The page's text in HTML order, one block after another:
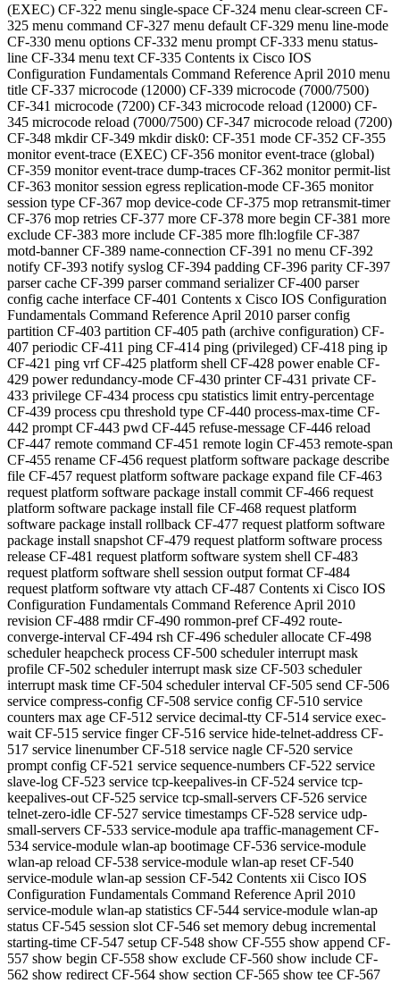
single-space CF-324 menu clear-screen CF-
325 menu command CF-327 menu default CF-329 menu line-mode
CF-330 menu options CF-332 menu prompt CF-333 menu status-
line CF-334 menu text CF-335 Contents ix Cisco IOS
Configuration Fundamentals Command Reference April 2010 menu
title CF-337 microcode (12000) CF-339 microcode (7000/7500)
CF-341 microcode (7200) CF-343 microcode reload (12000) CF-
345 microcode reload (7000/7500) CF-347 microcode reload (7200)
CF-348 mkdir CF-349 mkdir disk0: CF-351 mode CF-352 CF-355
monitor event-trace (EXEC) CF-356 monitor event-trace (global)
CF-359 monitor event-trace dump-traces CF-362 monitor permit-list
CF-363 monitor session egress replication-mode CF-365 monitor
session type CF-367 mop device-code CF-375 mop retransmit-timer
CF-376 mop retries CF-377 more CF-378 more begin CF-381 more
exclude CF-383 more include CF-385 more flh:logfile CF-387
motd-banner CF-389 name-connection CF-391 no menu CF-392
notify CF-393 notify syslog CF-394 padding CF-396 parity CF-397
parser cache CF-399 parser command serializer CF-400 parser
config cache interface CF-401 Contents x Cisco IOS Configuration
Fundamentals Command Reference April 2010 parser config
partition CF-403 partition CF-405 path (archive configuration) CF-
407 periodic CF-411 ping CF-414 ping (privileged) CF-418 ping ip
CF-421 ping vrf CF-425 platform shell CF-428 power enable CF-
429 power redundancy-mode CF-430 printer CF-431 private CF-
433 privilege CF-434 process cpu statistics limit entry-percentage
CF-439 process cpu threshold type CF-440 process-max-time CF-
442 prompt CF-443 pwd CF-445 refuse-message CF-446 reload
CF-447 remote command CF-451 remote login CF-453 remote-span
CF-455 rename CF-456 request platform software package describe
file CF-457 request platform software package expand file CF-463
request platform software package install commit CF-466 request
platform software package install file CF-468 request platform
software package install rollback CF-477 request platform software
package install snapshot CF-479 request platform software process
release CF-481 request platform software system shell CF-483
request platform software shell session output format CF-484
request platform software vty attach CF-487 Contents xi Cisco IOS
Configuration Fundamentals Command Reference April 2010
revision CF-488 rmdir CF-490 rommon-pref CF-492 route-
converge-interval CF-494 rsh CF-496 scheduler allocate CF-498
scheduler heapcheck process CF-500 scheduler interrupt mask
profile CF-502 scheduler interrupt mask size CF-503 scheduler
interrupt mask time CF-504 scheduler interval CF-505 send CF-506
service compress-config CF-508 service config CF-510 service
counters max age CF-512 service decimal-tty CF-514 service exec-
wait CF-515 service finger CF-516 service hide-telnet-address CF-
517 service linenumber CF-518 service nagle CF-520 service
prompt config CF-521 service sequence-numbers CF-522 service
slave-log CF-523 service tcp-keepalives-in CF-524 service tcp-
keepalives-out CF-525 service tcp-small-servers CF-526 service
telnet-zero-idle CF-527 service timestamps CF-528 service udp-
small-servers CF-533 service-module apa traffic-management CF-
534 service-module wlan-ap bootimage CF-536 service-module
wlan-ap reload CF-538 service-module wlan-ap reset CF-540
service-module wlan-ap session CF-542 Contents xii Cisco IOS
Configuration Fundamentals Command Reference April 2010
service-module wlan-ap statistics CF-544 service-module wlan-ap
status CF-545 session slot CF-546 set memory debug incremental
starting-time CF-547 setup CF-548 show CF-555 show append CF-
557 show begin CF-558 show exclude CF-560 show include CF-
562 show redirect CF-564 show section CF-565 show tee CF-567 show (Flash file system) CF-569 show aliases CF-578 show alignment CF-579 show archive CF-582 show archive config differences CF-584 show archive config incremental-diffs CF-587 show archive config rollback timer CF-589 show archive log config CF-591 show async bootp CF-595 show autoupgrade configuration unknown CF-596 show bootflash: CF-598 show bootvar CF-600 show buffers CF-603 show buffers summary CF-609 show c2600 CF-611 show c7200 CF-614 show catalyst6000 CF-615 show cls CF-617 show config id CF-619 show configuration lock CF-621 show context CF-625 show controllers (GRP image) CF-628 Contents xiii Cisco IOS Configuration Fundamentals Command Reference April 2010 show controllers (line card image) CF-630 show controllers logging CF-638 show controllers tech-support CF-640 show coverage history CF-642 show data-corruption CF-643 show debugging CF-644 show declassify CF-646 show derived-config CF-648 show diagnostic cns CF-651 show diagnostic sanity CF-652 show disk CF-657 show disk0: CF-659 show disk1: CF-662 show environment CF-665 show environment alarm CF-691 show environment cooling CF-694 show environment status CF-695 show environment temperature CF-698 show errdisable detect CF-701 show errdisable recovery CF-702 show fastblk CF-703 show file descriptors CF-705 show file information CF-706 show file systems CF-708 show flh-log CF-710 show fm inspect CF-711 show fm interface CF-713 show fm reflexive CF-716 show fm summary CF-717 show funi CF-718 show identity policy CF-722 show identity profile CF-723 show gsr CF-724 show gt64010 (7200) CF-725 show hardware CF-727 Contents xiv Cisco IOS Configuration Fundamentals Command Reference April 2010 show health-monitor CF-729 show history CF-730 show history all CF-732 show hosts CF-735 show html CF-738 show idb CF-740 show idprom CF-741 show inventory CF-747 show logging CF-750 show logging count CF-756 show logging history CF-758 show logging system CF-760 show logging xml CF-763 show memory CF-765 show memory allocating-process CF-770 show memory dead CF-773 show memory debug incremental CF-775 show memory debug leaks CF-778 show memory debug references CF-783 show memory debug unused CF-785 show memory ecc CF-787 show memory events CF-789 show memory failures alloc CF-791 show memory fast CF-792 show memory fragment CF-795 show memory multibus CF-798 show memory pci CF-800 show memory processor CF-802 show memory scan CF-806 show memory statistics history table CF-808 show memory traceback CF-811 show memory transient CF-813 show microcode CF-815 show mls statistics CF-817 show module CF-820 Contents xv Cisco IOS Configuration Fundamentals Command Reference April 2010 show monitor event-trace CF-823 CF-829 show monitor permit-list CF-830 show monitor session CF-831 show msfc CF-836 show pagp CF-840 show parser dump CF-842 show parser macro CF-854 show parser statistics CF-856 show pci CF-859 show pci hardware CF-861 show perf-meas CF-863 show platform CF-865 show platform bridge CF-876 show platform cfm CF-878 show platform diag CF-880 show platform hardware capacity CF-883 show platform isg CF-890 show platform oam CF-891 show platform redundancy CF-892 show platform software filesystem CF-894 show platform software memory CF-897 show platform software mount CF-903 show platform software process list CF-907 show platform software tech-support CF-914 show platform supervisor CF-916 show power CF-917 show processes CF-921 show processes cpu CF-928 show processes interrupt mask buffer CF-936 show processes interrupt mask detail CF-938 show processes memory CF-940 CF-950 show protocols CF-951 show region CF-954 Contents xvi Cisco IOS Configuration Fundamentals Command Reference April 2010 show registry CF-957 show reload CF-960 show resource-pool queue CF-961 show rom-monitor CF-963 show rom-monitor slot CF-966 show running identity policy CF-968 show running identity profile CF-969 show running-config CF-970 show running-config control-plane CF-976 show running-config map-class CF-977 show running-config partition CF-980 show scp CF-983 show slot CF-985 show slot0: CF-988 show slot1: CF-991 show software authenticity file CF-994 show software authenticity keys CF-996 show software authenticity running CF-998 show software authenticity upgrade-status CF-1000 show stacks CF-1002 show startup-config CF-1004 show subsys CF-1005 show sup-bootflash CF-1007 show sysctrl CF-1010 show system jumbomtu CF-1013 show tech-support CF-1014 show template CF-1021 show usb controllers CF-1022 show usb device CF-1024 show usb driver CF-1027 show usb port CF-1029 show usb tree CF-1030 show usbtoken CF-1031 show version CF-1033 show warm-reboot CF-1052 Contents xvii Cisco IOS Configuration Fundamentals Command Reference April 2010 show whoami CF-1053 showmon CF-1054 slave auto-sync config CF-1056 slave default-slot CF-1058 slave image CF-1060 slave reload CF-1062 slave sync config CF-1063 slave terminal CF-1065 special-character-bits CF-1066 squeeze CF-1067 stack-mib portname CF-1070 state-machine CF-1071 stopbits CF-1073 storm-control level CF-1074 sync-restart-delay CF-1076 system flowcontrol bus CF-1077 system jumbomtu CF-1078 tdm clock priority CF-1080 terminal databits CF-1082 terminal data-character-bits CF-1083 terminal dispatch-character CF-1084 terminal dispatch-timeout CF-1085 terminal download CF-1086 terminal editing CF-1087 terminal escape-character CF-1088 terminal exec-character-bits CF-1089 terminal flowcontrol CF-1090 terminal full-help CF-1091 terminal history CF-1093 terminal history size CF-1095 terminal hold-character CF-1097 terminal international CF-1099 terminal keymap-type CF-1100 terminal length CF-1101 terminal monitor CF-1102 Contents xviii Cisco IOS Configuration Fundamentals Command Reference April 2010 terminal notify CF-1103 terminal padding CF-1104 terminal parity CF-1105 terminal rxspeed CF-1106 terminal special-character-bits CF-1107 terminal speed CF-1109 terminal start-character CF-1110 terminal stopbits CF-1111 terminal stop-character CF-1112 terminal telnet break-on-ip CF-1113 terminal telnet refuse-negotiations CF-1114 terminal telnet speed CF-1115 terminal telnet sync-on-break CF-1116 terminal telnet transparent CF-1117 terminal terminal-type CF-1118 terminal txspeed CF-1119 terminal width CF-1120 terminal-queue entry-retry-interval CF-1121 terminal-type CF-1122 test cable-diagnostics CF-1123 test flash CF-1125 test interfaces CF-1126 test memory CF-1127 test memory destroy CF-1128 test platform police get CF-1129 test platform police set CF-1130 tftp-server CF-1132 tftp-server system CF-1135 time-period CF-1136 trace (privileged) CF-1138 trace (user) CF-1142 traceroute CF-1145 traceroute mac CF-1148 undelete CF-1152 upgrade automatic abortversion CF-1154 Contents xix Cisco IOS Configuration Fundamentals Command Reference April 2010 upgrade automatic getversion CF-1156 upgrade automatic runversion CF-1159 upgrade filesystem monlib CF-1161 upgrade rom-monitor CF-1162 upgrade rom-monitor file CF-1167 upgrade rom-monitor preference CF-1171 vacant-message CF-1172 verify CF-1174 vtp CF-1179 warm-reboot CF-1182 where CF-1184 width CF-1185 write core CF-1186 write erase CF-1188 write memory CF-1189 write terminal CF-1190 xmodem CF-1191 ASCII Character Set and Hexadecimal Values CF-1193 Contents xx Cisco IOS Configuration Fundamentals Command Reference April 2010 xxi Cisco IOS Configuration Fundamentals Command Reference April 2010 About Cisco IOS Software Documentation Last Updated: March 26, 2010 This document describes the objectives, audience, conventions, and organization used in Cisco IOS software documentation. Also included are resources for obtaining technical assistance, additional documentation, and other information from Cisco. This document is organized into the following sections: • Documentation Objectives, page xxi • Audience, page xxi • Documentation Conventions, page xxi • Documentation Organization, page xxiii • Additional Resources and Documentation Feedback, page xxxi Documentation Objectives Cisco IOS documentation describes the tasks and commands available to configure and maintain Cisco networking devices. Audience The Cisco IOS documentation set is intended for users who configure and maintain Cisco networking devices (such as routers and switches) but who may not be familiar with the configuration and maintenance tasks, the relationship among tasks, or the Cisco IOS commands necessary to perform particular tasks. The Cisco IOS documentation set is also intended for those users experienced with Cisco IOS software who need to know about new features, new configuration options, and new software characteristics in the current Cisco IOS release. Documentation Conventions In Cisco IOS documentation, the term router may be used to refer to various Cisco products; for example, routers, access servers, and switches. These and other networking devices that support Cisco IOS software are shown interchangeably in examples and are used only for illustrative purposes. An example that shows one product does not necessarily mean that other products are not supported. About Cisco IOS Software Documentation Documentation Conventions xxii Cisco IOS Configuration Fundamentals Command Reference April 2010 This section contains the following topics: • Typographic Conventions, page xxii • Command Syntax Conventions, page xxii • Software Conventions, page xxiii • Reader Alert Conventions, page xxiii Typographic Conventions Cisco IOS documentation uses the following typographic conventions: Command Syntax Conventions Cisco IOS documentation uses the following command syntax conventions: Convention Description ^ or Ctrl Both the ^ symbol and Ctrl represent the Control (Ctrl) key on a keyboard. For example, the key combination ^D or Ctrl-D means that you hold down the Control key while you press the D key. (Keys are indicated in capital letters but are not case sensitive.) string A string is a nonquoted set of characters shown in i